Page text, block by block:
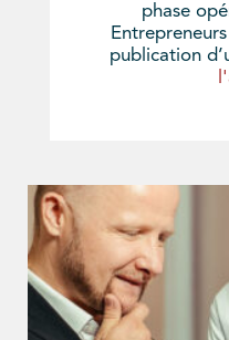
phase
publication